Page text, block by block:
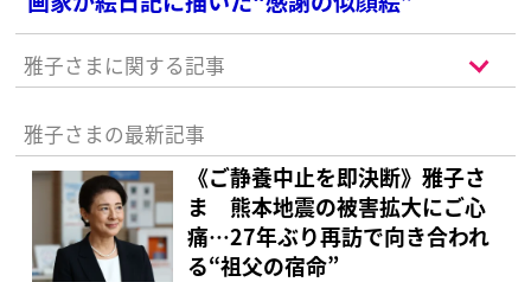
雅子さまに関する記事
雅子さまの最新記事
《ご静養中止を即決断》雅子さ
ま 熊本地震の被害拡大にご心
痛…27年ぶり再訪で向き合われ
る“祖父の宿命”